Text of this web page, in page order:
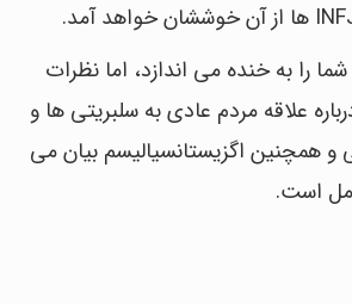
را به خنده می اندازد، اما نظرات
علاقه مردم عادی به سلبریتی ها و
و همچنین اگزیستانسیالیسم بیان می
است.